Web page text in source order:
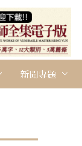
新聞專題